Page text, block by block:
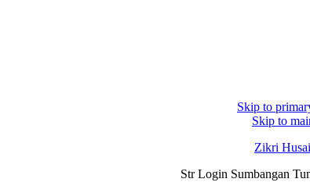
Skip to
Skip to
Zikri
Str Login Sumbangan